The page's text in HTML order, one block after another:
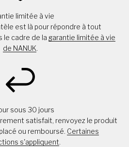
limitée à vie
est là pour répondre à tout
le cadre de la garantie limitée à vie
de NANUK.
sous 30 jours
satisfait, renvoyez le produit
ou remboursé. Certaines
s'appliquent.